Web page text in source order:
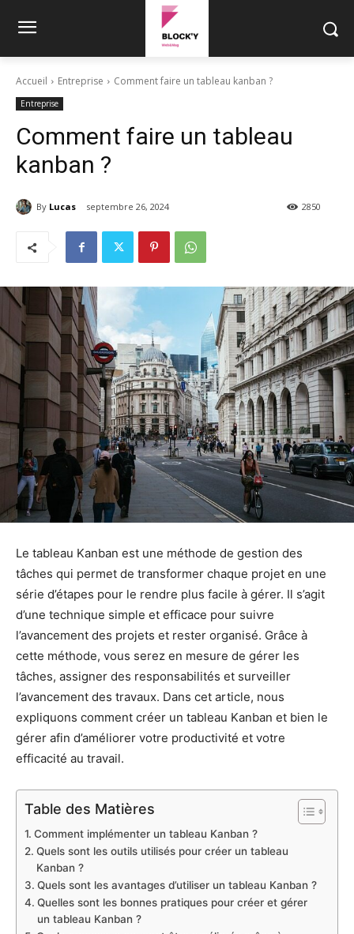
Accueil Entreprise Comment faire un tableau kanban ?
Entreprise
Comment faire un tableau
kanban ?
By Lucas septembre 26, 2024 2850
Le tableau Kanban est une méthode de gestion des
tâches qui permet de transformer chaque projet en une
série d’étapes pour le rendre plus facile à gérer. Il s’agit
d’une technique simple et efficace pour suivre
l’avancement des projets et rester organisé. Grâce à
cette méthode, vous serez en mesure de gérer les
tâches, assigner des responsabilités et surveiller
l’avancement des travaux. Dans cet article, nous
expliquons comment créer un tableau Kanban et bien le
gérer afin d’améliorer votre productivité et votre
efficacité au travail.
Table des Matières
Comment implémenter un tableau Kanban ?
Quels sont les outils utilisés pour créer un tableau
Kanban ?
Quels sont les avantages d’utiliser un tableau Kanban ?
Quelles sont les bonnes pratiques pour créer et gérer
un tableau Kanban ?